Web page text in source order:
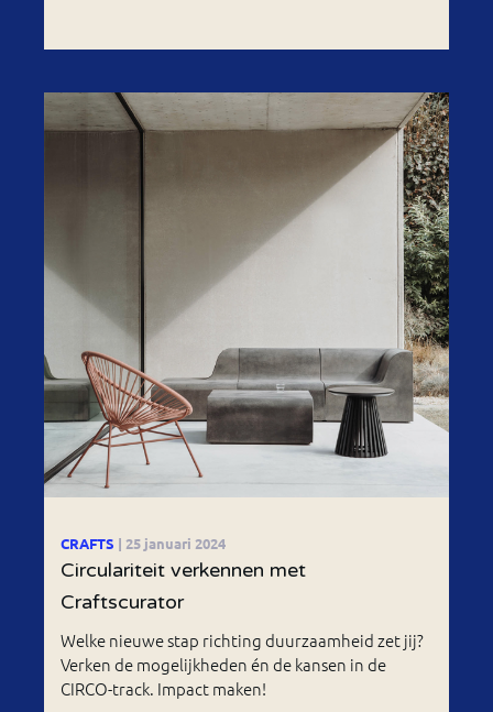
CRAFTS | 25 januari 2024
Circulariteit verkennen met
Craftscurator
Welke nieuwe stap richting duurzaamheid zet jij?
Verken de mogelijkheden én de kansen in de
CIRCO-track. Impact maken!